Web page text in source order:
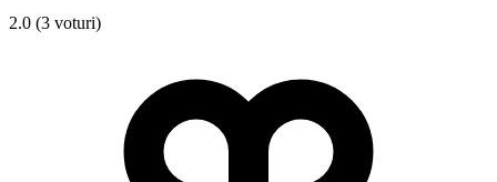
2.0 (3 voturi)